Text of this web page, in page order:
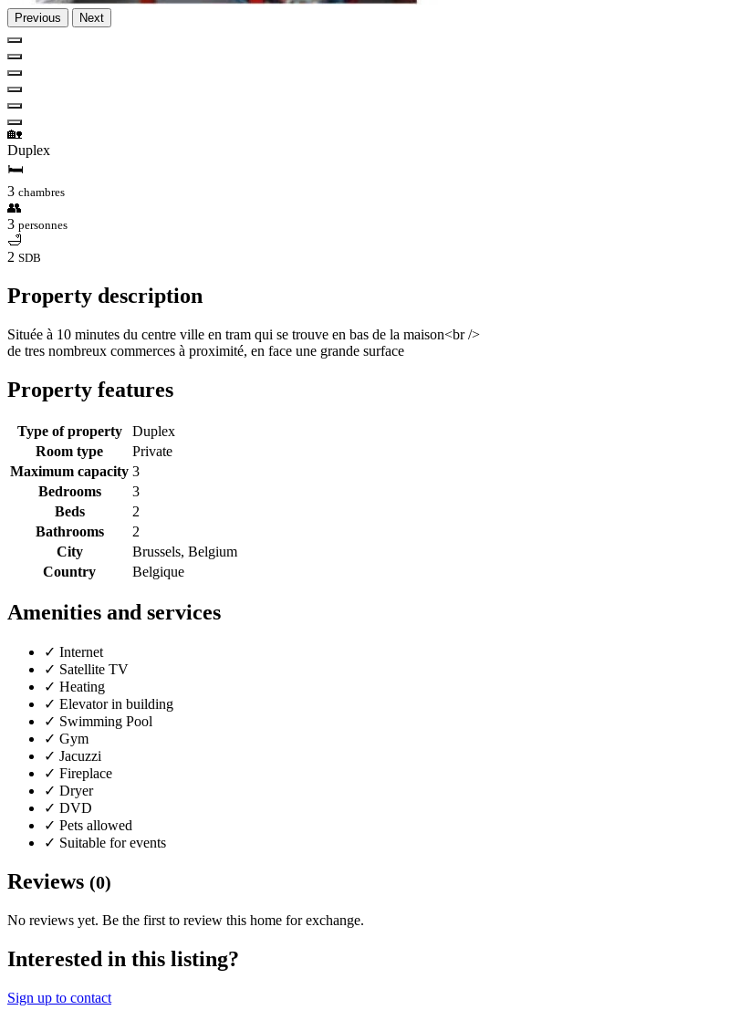
Previous Next
🏡
Duplex
🛏
3 chambres
👥
3 personnes
🛁
2 SDB
Property description
Située à 10 minutes du centre ville en tram qui se trouve en bas de la maison<br />
de tres nombreux commerces à proximité, en face une grande surface
Property features
Type of property
Duplex
Room type
Private
Maximum capacity 3
Bedrooms
3
Beds
2
Bathrooms
2
City
Brussels, Belgium
Country
Belgique
Amenities and services
✓ Internet
✓ Satellite TV
✓ Heating
✓ Elevator in building
✓ Swimming Pool
✓ Gym
✓ Jacuzzi
✓ Fireplace
✓ Dryer
✓ DVD
✓ Pets allowed
✓ Suitable for events
Reviews (0)
No reviews yet. Be the first to review this home for exchange.
Interested in this listing?
Sign up to contact